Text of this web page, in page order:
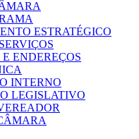
ESTRATÉGICO
ENDEREÇOS
INTERNO
LEGISLATIVO